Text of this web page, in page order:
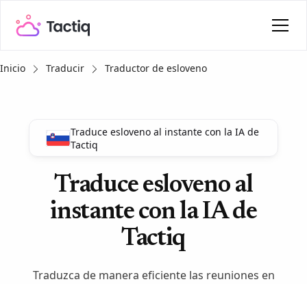
Inicio Traducir Traductor de esloveno
Traduce esloveno al instante con la IA de
Tactiq
Traduce esloveno al
instante con la IA de
Tactiq
Traduzca de manera eficiente las reuniones en